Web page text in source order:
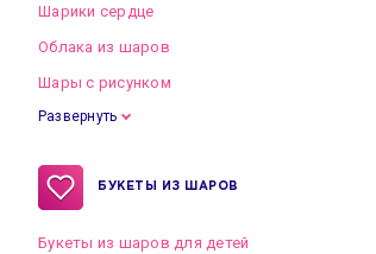
Шарики сердце
Облака из шаров
Шары с рисунком
Развернуть
БУКЕТЫ ИЗ ШАРОВ
Букеты из шаров для детей